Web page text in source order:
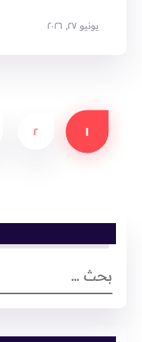
يونيو ٢٧, ٢٠٢٦
١ ٢